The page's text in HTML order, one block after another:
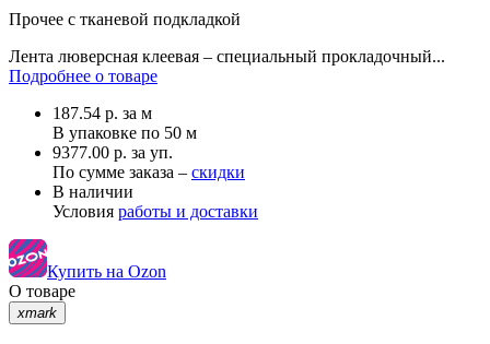
Прочее с тканевой подкладкой
Лента люверсная клеевая – специальный прокладочный...
Подробнее о товаре
187.54 р. за м
В упаковке по 50 м
9377.00 р. за уп.
По сумме заказа – скидки
В наличии
Условия работы и доставки
Купить на Ozon
О товаре
xmark